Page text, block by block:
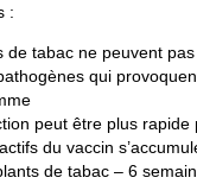
:
de tabac ne peuvent
qui
peut être plus rapide
du vaccin
de tabac – 6